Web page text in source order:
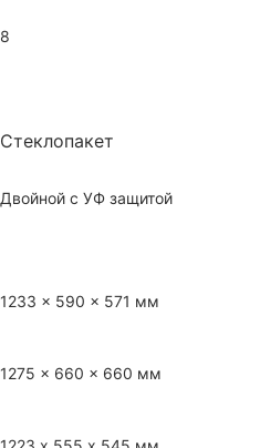
8
Стеклопакет
Двойной с УФ защитой
1233 x 590 x 571 мм
1275 x 660 x 660 мм